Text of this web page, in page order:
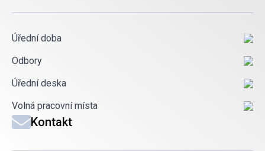
Úřední doba
Odbory
Úřední deska
Volná pracovní místa
Kontakt